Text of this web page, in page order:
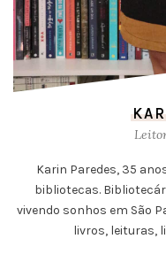
Karin Paredes, 35
bibliotecas.
vivendo sonhos em São
livros, leituras,